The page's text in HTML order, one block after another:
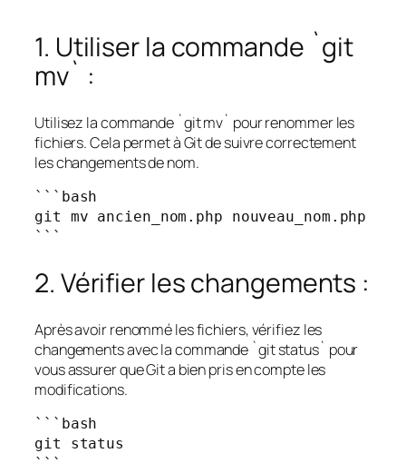
1. Utiliser la commande `git
mv` :
Utilisez la commande `git mv` pour renommer les
fichiers. Cela permet à Git de suivre correctement
les changements de nom.
```bash
git mv ancien_nom.php nouveau_nom.php
```
2. Vérifier les changements :
Après avoir renommé les fichiers, vérifiez les
changements avec la commande `git status` pour
vous assurer que Git a bien pris en compte les
modifications.
```bash
git status